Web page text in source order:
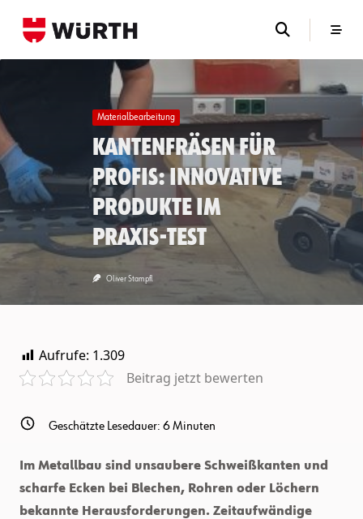
Materialbearbeitung
Kantenfräsen für
Profis: Innovative
Produkte im
Praxis-Test
Oliver Stampfl
Aufrufe: 1.309
Beitrag jetzt bewerten
Geschätzte Lesedauer: 6Minuten
Im Metallbau sind unsaubere Schweißkanten und
scharfe Ecken bei Blechen, Rohren oder Löchern
bekannte Herausforderungen. Zeitaufwändige